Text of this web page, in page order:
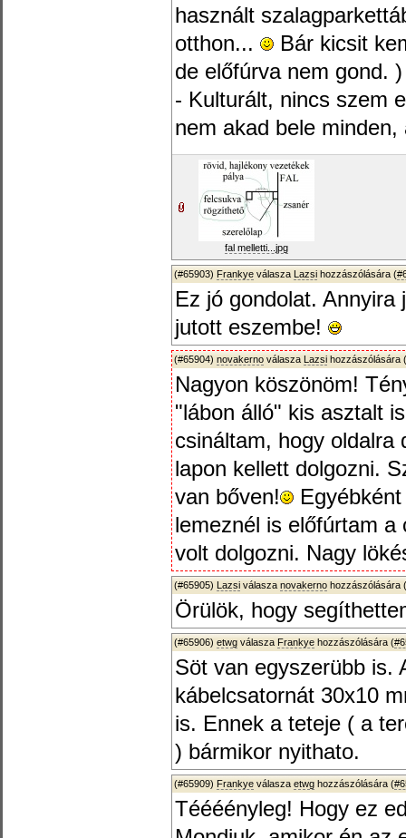
használt
otthon...
Bár kicsit
de előfúrva nem gond. )
- Kulturált, nincs szem
nem akad bele
fal melletti...jpg
(#65903) Frankye válasza Lazsi hozzászólására (
Ez jó gondolat.
jutott eszembe!
(#65904) novakerno válasza Lazsi hozzászólására (
Nagyon köszönöm!
"lábon álló" kis asztalt
csináltam, hogy oldalra
lapon kellett dolgozni.
van bőven!
lemeznél is előfúrtam
volt dolgozni. Nagy
(#65905) Lazsi válasza novakerno hozzászólására (
Örülök, hogy
(#65906) etwg válasza Frankye hozzászólására (
Söt van egyszerübb is.
kábelcsatornát 30x10
is. Ennek a teteje ( a
) bármikor nyithato.
(#65909) Frankye válasza etwg hozzászólására (
Téééényleg! Hogy ez